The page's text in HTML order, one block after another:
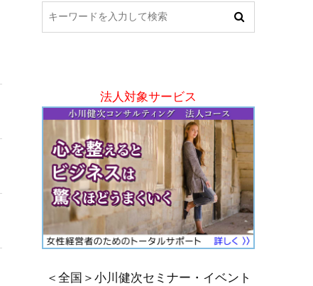
法人対象サービス
＜全国＞小川健次セミナー・イベント